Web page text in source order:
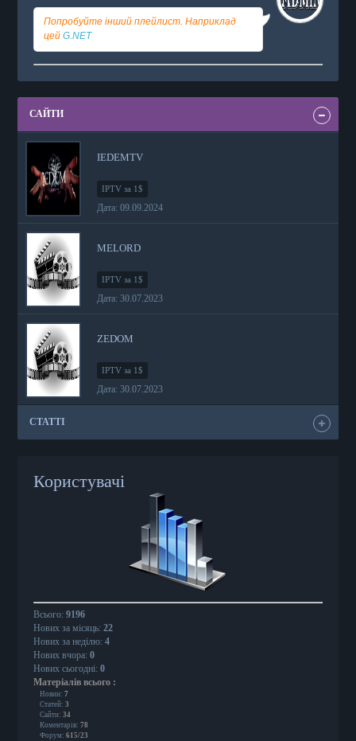
Попробуйте інший плейлист. Наприклад
цейG.NET
САЙТИ
IEDEMTV
IPTV за 1$
Дата: 09.09.2024
MELORD
IPTV за 1$
Дата: 30.07.2023
ZEDOM
IPTV за 1$
Дата: 30.07.2023
СТАТТІ
Користувачі
Всього:9196
Нових за місяць:22
Нових за неділю:4
Нових вчора:0
Нових сьогодні:0
Матеріалів всього :
Новин:7
Статей:3
Сайти:34
Коментарів:78
Форум:615/23